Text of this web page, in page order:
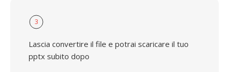
3
Lascia convertire il file e potrai scaricare il tuo
pptx subito dopo